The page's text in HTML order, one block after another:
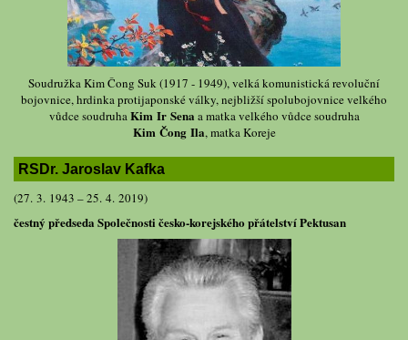
Soudružka Kim Čong Suk (1917 - 1949), velká komunistická revoluční
bojovnice, hrdinka protijaponské války, nejbližší spolubojovnice velkého
vůdce soudruhaKim Ir Sena a matka velkého vůdce soudruha
Kim Čong Ila, matka Koreje
RSDr. Jaroslav Kafka
(27. 3. 1943 – 25. 4. 2019)
čestný předseda Společnosti česko-korejského přátelství Pektusan